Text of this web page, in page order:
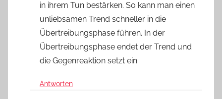
in ihrem Tun bestärken. So kann man einen
unliebsamen Trend schneller in die
Übertreibungsphase führen. In der
Übertreibungsphase endet der Trend und
die Gegenreaktion setzt ein.
Antworten